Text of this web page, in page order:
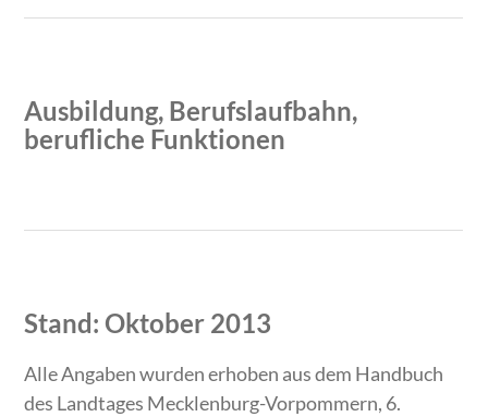
Ausbildung, Berufslaufbahn,
berufliche Funktionen
Zeitraum
Tätigkeit
Stand: Oktober 2013
Alle Angaben wurden erhoben aus dem Handbuch
des Landtages Mecklenburg-Vorpommern, 6.